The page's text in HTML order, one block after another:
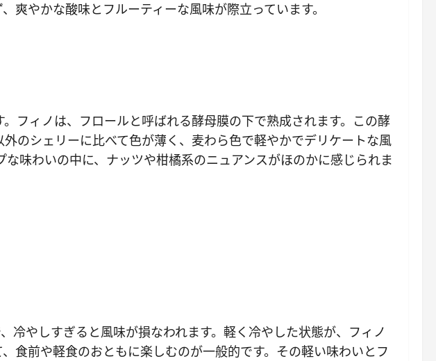
爽やかな酸味とフルーティーな風味が際立っています。
フィノは、フロールと呼ばれる酵母膜の下で熟成されます。この酵
のシェリーに比べて色が薄く、麦わら色で軽やかでデリケートな風
味わいの中に、ナッツや柑橘系のニュアンスがほのかに感じられま
冷やしすぎると風味が損なわれます。軽く冷やした状態が、フィノ
食前や軽食のおともに楽しむのが一般的です。その軽い味わいとフ